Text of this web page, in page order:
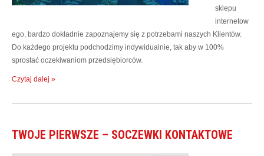
sklepu
internetow
ego, bardzo dokładnie zapoznajemy się z potrzebami naszych Klientów.
Do każdego projektu podchodzimy indywidualnie, tak aby w 100%
sprostać oczekiwaniom przedsiębiorców.
Czytaj dalej »
TWOJE PIERWSZE – SOCZEWKI KONTAKTOWE